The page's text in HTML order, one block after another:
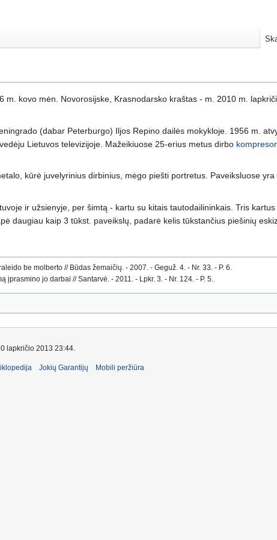
m. kovo mėn. Novorosijske, Krasnodarsko kraštas - m. 2010 m.
(dabar Peterburgo) Iljos Repino dailės mokykloje. 1956 m.
Lietuvos televizijoje. Mažeikiuose 25-erius metus dirbo
kūrė juvelyrinius dirbinius, mėgo piešti portretus. Paveiksluose yra
ir užsienyje, per šimtą - kartu su kitais tautodailininkais. Tris
daugiau kaip 3 tūkst. paveikslų, padarė kelis tūkstančius piešinių
be molberto // Būdas žemaičių. - 2007. - Geguž. 4. - Nr. 33. - P. 6.
įprasmino jo darbai // Santarvė. - 2011. - Lpkr. 3. - Nr. 124. - P. 5.
lapkričio 2013 23:44.
Jokių Garantijų Mobili peržiūra